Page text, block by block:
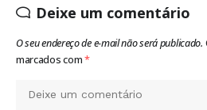
Deixe um comentário
O seu endereço de e-mail não será publicado.
marcados com*